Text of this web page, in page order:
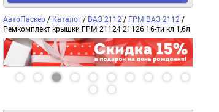
АвтоПаскер / Каталог / ВАЗ 2112 / ГРМ ВАЗ 2112 /
Ремкомплект крышки ГРМ 21124 21126 16-ти кл 1,6л